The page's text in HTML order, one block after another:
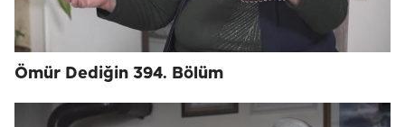
Ömür Dediğin 394. Bölüm